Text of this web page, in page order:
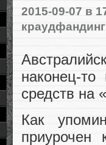
2015-09-07 в
краудфандинг
наконец-
средств на
Как
приурочен